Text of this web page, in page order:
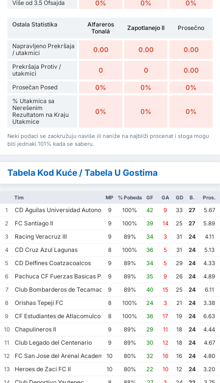
Više od 3.5 Ofsajda 0% 0% 0%
Ostala Statistika
Alfareros
Tonalá
Zapotlanejo II Prosečno
Napravljeno Prekršaja
/ utakmici
0.00 0.00 0.00
Prekršaja Protiv /
utakmici
0 0 0.00
Prosečan Posed 0% 0% 0%
% Utakmica sa
Nerešenim
Rezultatom na Kraju
Utakmice
0% 0% 0%
Neki podaci se zaokružuju naviše ili naniže na najbliži procenat i stoga mogu
biti jednaki 101% kada se saberu.
Tabela Kod Kuće / Tabela U Gostima
Tim MP % Pobeda GF GA GD B. Pros.
1 CD Aguilas Universidad Autonoma de Guerrero
9 100% 42 9 33 27
5.67
2
FC Santiago II 9 100% 39 14 25 27
5.89
3
Racing Veracruz III 9 89% 34 3 31 24
4.11
4
CD Cruz Azul Lagunas 8 100% 36 5 31 24
5.13
5
CD Delfines Coatzacoalcos 9 89% 34 5 29 24
4.33
6
Pachuca CF Fuerzas Basicas Pachuca CF III
9 89% 35 9 26 24
4.89
7
Club Bombarderos de Tecamac 9 89% 40 15 25 24
6.11
8
Orishas Tepeji FC 8 100% 24 3 21 24
3.38
9
CF Estudiantes de Atlacomulco 8 100% 36 17 19 24
6.63
10
Chapulineros II 9 89% 29 11 18 24
4.44
11
Club Legado del Centenario 9 89% 30 12 18 24
4.67
12
FC San Jose del Arenal Academia America Leyendas
10 80% 32 16 16 24
4.80
13
Heroes de Zaci FC II 10 80% 22 10 12 24
3.20